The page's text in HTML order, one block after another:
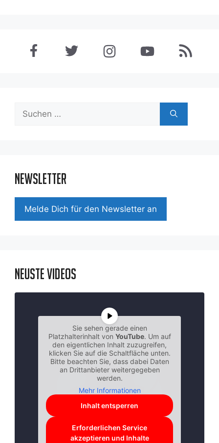
Suchen
Newsletter
Mel­de Dich für den News­let­ter an
Neuste Videos
Sie sehen gerade einen
Platzhalterinhalt von YouTube. Um auf
den eigentlichen Inhalt zuzugreifen,
klicken Sie auf die Schaltfläche unten.
Bitte beachten Sie, dass dabei Daten
an Drittanbieter weitergegeben
werden.
Mehr Informationen
Inhalt entsperren
Erforderlichen Service
akzeptieren und Inhalte